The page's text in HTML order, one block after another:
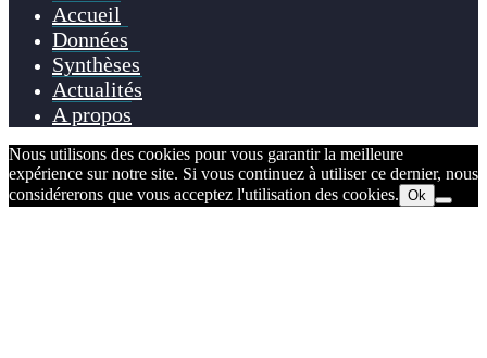
Accueil
Données
Synthèses
Actualités
A propos
Nous utilisons des cookies pour vous garantir la meilleure
expérience sur notre site. Si vous continuez à utiliser ce dernier, nous
considérerons que vous acceptez l'utilisation des cookies. Ok